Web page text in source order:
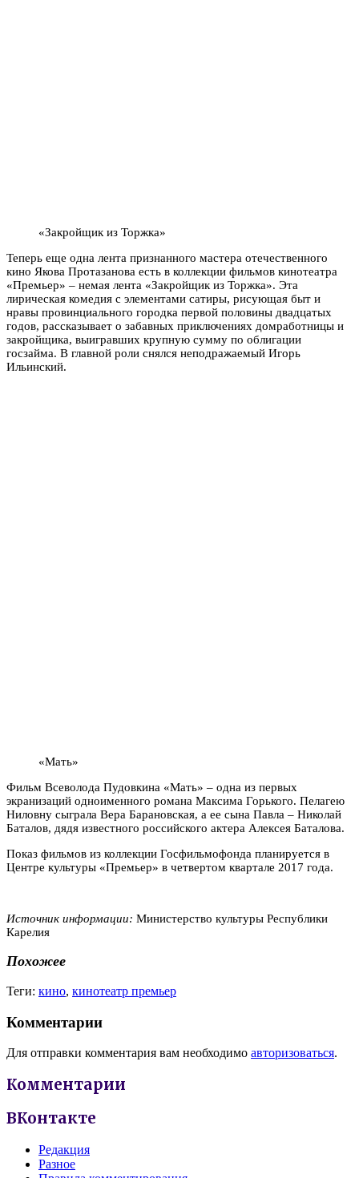
«Закройщик из Торжка»
Теперь еще одна лента признанного мастера отечественного
кино Якова Протазанова есть в коллекции фильмов кинотеатра
«Премьер» – немая лента «Закройщик из Торжка». Эта
лирическая комедия с элементами сатиры, рисующая быт и
нравы провинциального городка первой половины двадцатых
годов, рассказывает о забавных приключениях домработницы и
закройщика, выигравших крупную сумму по облигации
госзайма. В главной роли снялся неподражаемый Игорь
Ильинский.
«Мать»
Фильм Всеволода Пудовкина «Мать» – одна из первых
экранизаций одноименного романа Максима Горького. Пелагею
Ниловну сыграла Вера Барановская, а ее сына Павла – Николай
Баталов, дядя известного российского актера Алексея Баталова.
Показ фильмов из коллекции Госфильмофонда планируется в
Центре культуры «Премьер» в четвертом квартале 2017 года.
Источник информации: Министерство культуры Республики
Карелия
Похожее
Теги: кино, кинотеатр премьер
Комментарии
Для отправки комментария вам необходимо авторизоваться.
Комментарии
ВКонтакте
Редакция
Разное